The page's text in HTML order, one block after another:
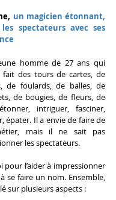
un magicien étonnant,
spectateurs avec ses
homme de 27 ans qui
des tours de cartes, de
de foulards, de balles, de
de bougies, de fleurs, de
intriguer, fasciner,
épater. Il a envie de faire de
mais il ne sait pas
les spectateurs.
pour l’aider à impressionner
se faire un nom. Ensemble,
sur plusieurs aspects :